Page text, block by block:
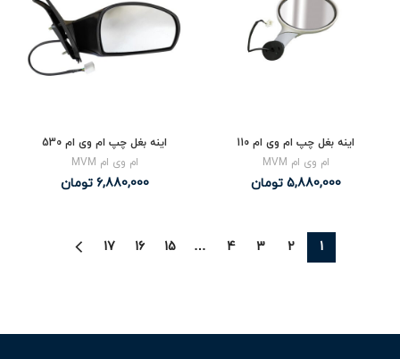
اینه بغل چپ ام وی ام 110
ام وی ام MVM
5,880,000 تومان
اینه بغل چپ ام وی ام 530
ام وی ام MVM
6,880,000 تومان
1
2
3
4
…
15
16
17